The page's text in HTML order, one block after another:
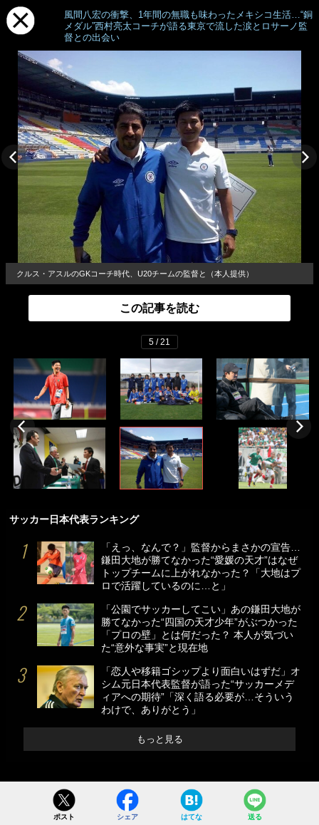
風間八宏の衝撃、1年間の無職も味わったメキシコ生活…“銅
メダル”西村亮太コーチが語る東京で流した涙とロサーノ監
督との出会い
クルス・アスルのGKコーチ時代、U20チームの監督と（本人提供）
この記事を読む
5 / 21
サッカー日本代表ランキング
「えっ、なんで？」監督からまさかの宣告…
鎌田大地が勝てなかった“愛媛の天才”はなぜ
トップチームに上がれなかった？「大地はプ
ロで活躍しているのに…と」
「公園でサッカーしてこい」あの鎌田大地が
勝てなかった“四国の天才少年”がぶつかった
「プロの壁」とは何だった？ 本人が気づい
た“意外な事実”と現在地
「恋人や移籍ゴシップより面白いはずだ」オ
シム元日本代表監督が語った“サッカーメデ
ィアへの期待”「深く語る必要が…そういう
わけで、ありがとう」
もっと見る
ポスト シェア はてな 送る